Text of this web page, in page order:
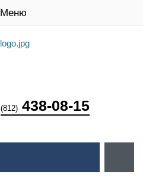
Меню
(812) 438-08-15